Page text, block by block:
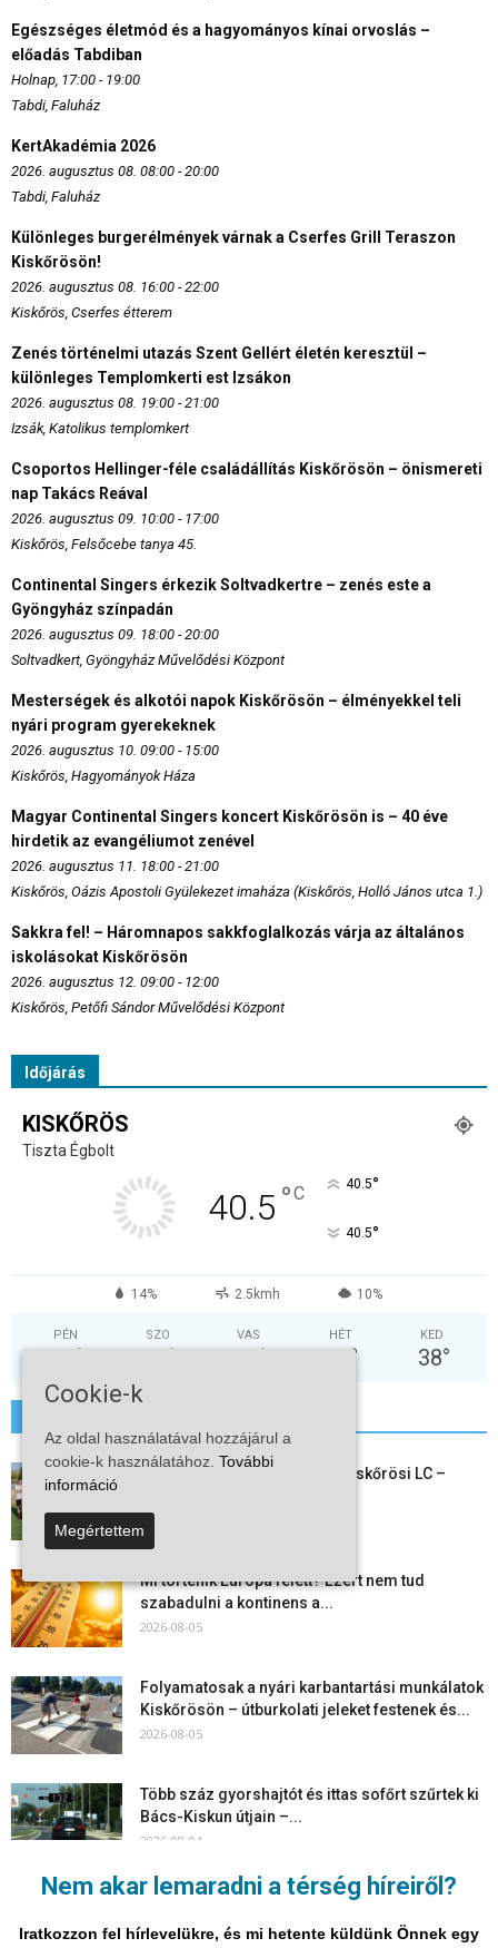
Nem akar lemaradni a térség híreiről?
Iratkozzon fel hírlevelükre, és mi hetente küldünk Önnek egy
Egészséges életmód és a hagyományos kínai orvoslás –
előadás Tabdiban
Holnap, 17:00 - 19:00
Tabdi, Faluház
KertAkadémia 2026
2026. augusztus 08. 08:00 - 20:00
Tabdi, Faluház
Különleges burgerélmények várnak a Cserfes Grill Teraszon
Kiskőrösön!
2026. augusztus 08. 16:00 - 22:00
Kiskőrös, Cserfes étterem
Zenés történelmi utazás Szent Gellért életén keresztül –
különleges Templomkerti est Izsákon
2026. augusztus 08. 19:00 - 21:00
Izsák, Katolikus templomkert
Csoportos Hellinger-féle családállítás Kiskőrösön – önismereti
nap Takács Reával
2026. augusztus 09. 10:00 - 17:00
Kiskőrös, Felsőcebe tanya 45.
Continental Singers érkezik Soltvadkertre – zenés este a
Gyöngyház színpadán
2026. augusztus 09. 18:00 - 20:00
Soltvadkert, Gyöngyház Művelődési Központ
Mesterségek és alkotói napok Kiskőrösön – élményekkel teli
nyári program gyerekeknek
2026. augusztus 10. 09:00 - 15:00
Kiskőrös, Hagyományok Háza
Magyar Continental Singers koncert Kiskőrösön is – 40 éve
hirdetik az evangéliumot zenével
2026. augusztus 11. 18:00 - 21:00
Kiskőrös, Oázis Apostoli Gyülekezet imaháza (Kiskőrös, Holló János utca 1.)
Sakkra fel! – Háromnapos sakkfoglalkozás várja az általános
iskolásokat Kiskőrösön
2026. augusztus 12. 09:00 - 12:00
Kiskőrös, Petőfi Sándor Művelődési Központ
Időjárás
KISKŐRÖS
Tiszta Égbolt
40.5 °C 40.5°
40.5°
14% 2.5kmh 10%
PÉN
°
SZO
°
VAS
°
HÉT
°
KED
38°
Megkezdte a felkészülést a Kiskőrösi LC –
2026-08-06
Mi történik Európa felett? Ezért nem tud
szabadulni a kontinens a...
2026-08-05
Folyamatosak a nyári karbantartási munkálatok
Kiskőrösön – útburkolati jeleket festenek és...
2026-08-05
Több száz gyorshajtót és ittas sofőrt szűrtek ki
Bács-Kiskun útjain –...
2026-08-04
Elektronikus nyugtaadat-szolgáltatás: négy
hónapos átállási időszakot biztosít a NAV a
Cookie-k
Az oldal használatával hozzájárul a
cookie-k használatához. További
információ
Megértettem